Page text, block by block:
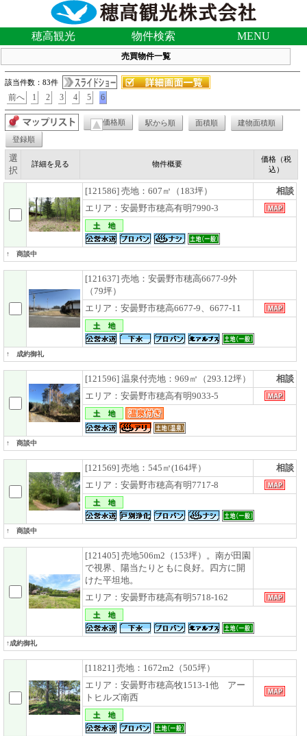
穂高観光 物件検索 MENU
売買物件一覧
該当件数：83件
前へ 1 2 3 4 5 6
価格順 駅から順 面積順 建物面積順
登録順
選
択
詳細を見る 物件概要
価格（税
込）
[121586] 売地：607㎡（183坪）
相談
エリア：安曇野市穂高有明7990-3
↑ 商談中
[121637] 売地：安曇野市穂高6677-9外
（79坪）
エリア：安曇野市穂高6677-9、6677-11
↑ 成約御礼
[121596] 温泉付売地：969㎡（293.12坪）
相談
エリア：安曇野市穂高有明9033-5
↑ 商談中
[121569] 売地：545㎡(164坪）
相談
エリア：安曇野市穂高有明7717-8
↑ 商談中
[121405] 売地506m2（153坪）。南が田園
で視界、陽当たりともに良好。四方に開
けた平坦地。
エリア：安曇野市穂高有明5718-162
↑成約御礼
[11821] 売地：1672m2（505坪）
エリア：安曇野市穂高牧1513-1他 アー
トヒルズ南西